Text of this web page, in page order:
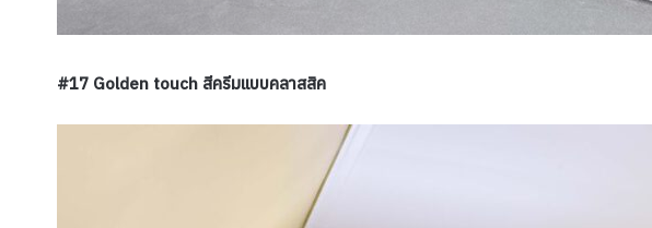
#17 Golden touch สีครีมแบบคลาสสิค